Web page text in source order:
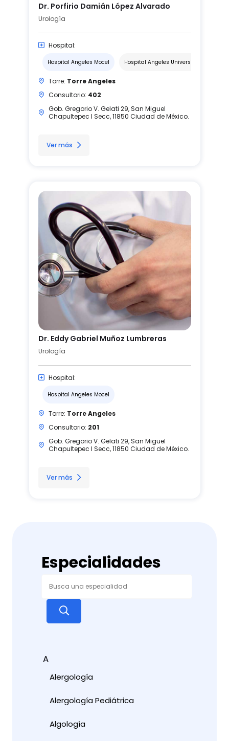
Dr. Porfirio Damián López Alvarado
Urología
Hospital:
Hospital Angeles Mocel Hospital Angeles Universidad
Torre: Torre Angeles
Consultorio: 402
Gob. Gregorio V. Gelati 29, San Miguel
Chapultepec I Secc, 11850 Ciudad de México.
Ver más
Dr. Eddy Gabriel Muñoz Lumbreras
Urología
Hospital:
Hospital Angeles Mocel
Torre: Torre Angeles
Consultorio: 201
Gob. Gregorio V. Gelati 29, San Miguel
Chapultepec I Secc, 11850 Ciudad de México.
Ver más
Especialidades
A
Alergología
Alergología Pediátrica
Algología